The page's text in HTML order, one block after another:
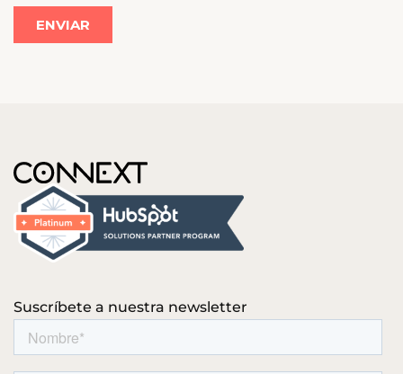
Suscríbete a nuestra newsletter